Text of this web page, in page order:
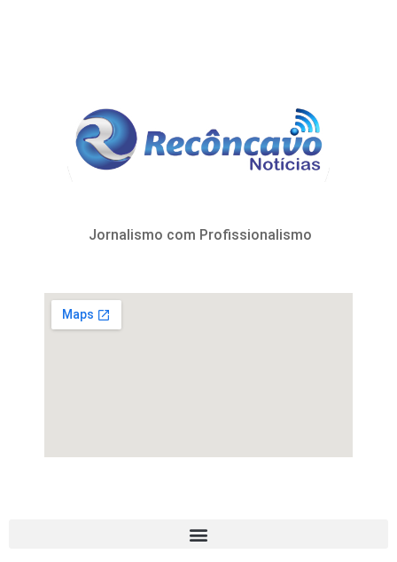
Jornalismo com Profissionalismo